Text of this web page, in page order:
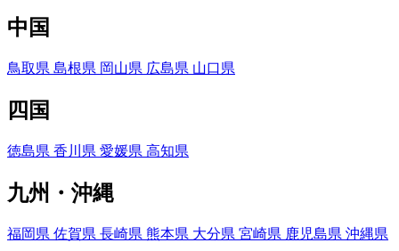
中国
鳥取県 島根県 岡山県 広島県 山口県
四国
徳島県 香川県 愛媛県 高知県
九州・沖縄
福岡県 佐賀県 長崎県 熊本県 大分県 宮崎県 鹿児島県 沖縄県